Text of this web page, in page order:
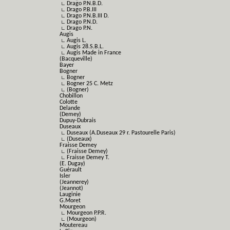
∟ Drago P.N.B.D.
∟ Drago P.B.III
∟ Drago P.N.B.III D.
∟ Drago P.N.D.
∟ Drago P.N.
Augis
∟ Augis L.
∟ Augis 28.S.B.L.
∟ Augis Made in France
(Bacqueville)
Bayer
Bogner
∟ Bogner
∟ Bogner 25 C. Metz
∟ (Bogner)
Chobillon
Colotte
Delande
(Demey)
Dupuy-Dubrais
Duseaux
∟ Duseaux (A.Duseaux 29 r. Pastourelle Paris)
∟ (Duseaux)
Fraisse Demey
∟ (Fraisse Demey)
∟ Fraisse Demey T.
(E. Dugay)
Guérault
Isler
(Jeannerey)
(Jeannot)
Lauginie
G.Moret
Mourgeon
∟ Mourgeon P.P.R.
∟ (Mourgeon)
Moutereau